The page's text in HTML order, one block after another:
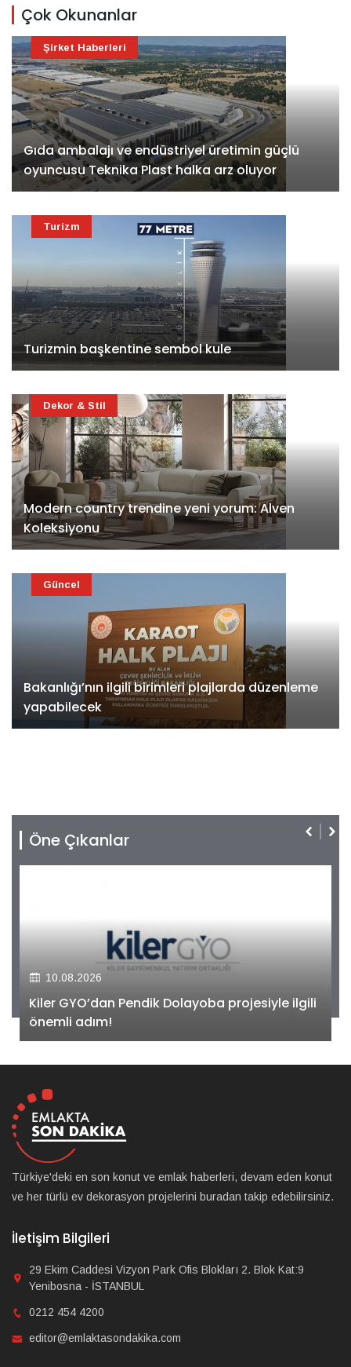
Çok Okunanlar
Gıda ambalajı ve endüstriyel üretimin güçlü
oyuncusu Teknika Plast halka arz oluyor
Şirket Haberleri
Turizmin başkentine sembol kule
Turizm
Modern country trendine yeni yorum: Alven
Koleksiyonu
Dekor & Stil
Bakanlığı’nın ilgili birimleri plajlarda düzenleme
yapabilecek
Güncel
Öne Çıkanlar
10.08.2026
Kiler GYO’dan Pendik Dolayoba projesiyle ilgili
önemli adım!
Türkiye'deki en son konut ve emlak haberleri, devam eden konut
ve her türlü ev dekorasyon projelerini buradan takip edebilirsiniz.
İletişim Bilgileri
29 Ekim Caddesi Vizyon Park Ofis Blokları 2. Blok Kat:9
Yenibosna - İSTANBUL
0212 454 4200
editor@emlaktasondakika.com